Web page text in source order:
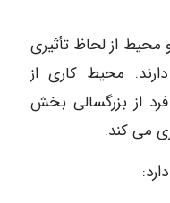
از لحاظ تأثیری
محیط کاری از
از بزرگسالی بخش
می کند.